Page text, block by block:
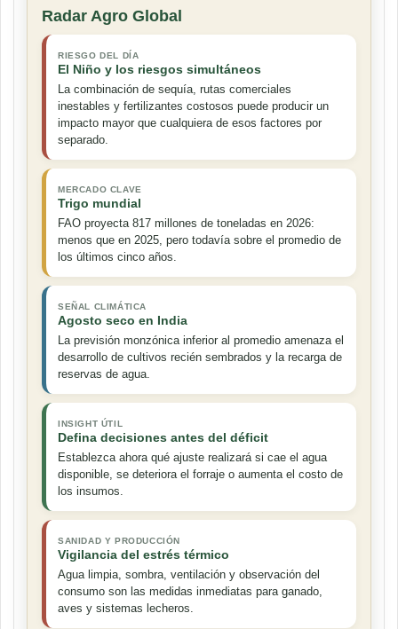
Radar Agro Global
RIESGO DEL DÍA
El Niño y los riesgos simultáneos
La combinación de sequía, rutas comerciales
inestables y fertilizantes costosos puede producir un
impacto mayor que cualquiera de esos factores por
separado.
MERCADO CLAVE
Trigo mundial
FAO proyecta 817 millones de toneladas en 2026:
menos que en 2025, pero todavía sobre el promedio de
los últimos cinco años.
SEÑAL CLIMÁTICA
Agosto seco en India
La previsión monzónica inferior al promedio amenaza el
desarrollo de cultivos recién sembrados y la recarga de
reservas de agua.
INSIGHT ÚTIL
Defina decisiones antes del déficit
Establezca ahora qué ajuste realizará si cae el agua
disponible, se deteriora el forraje o aumenta el costo de
los insumos.
SANIDAD Y PRODUCCIÓN
Vigilancia del estrés térmico
Agua limpia, sombra, ventilación y observación del
consumo son las medidas inmediatas para ganado,
aves y sistemas lecheros.